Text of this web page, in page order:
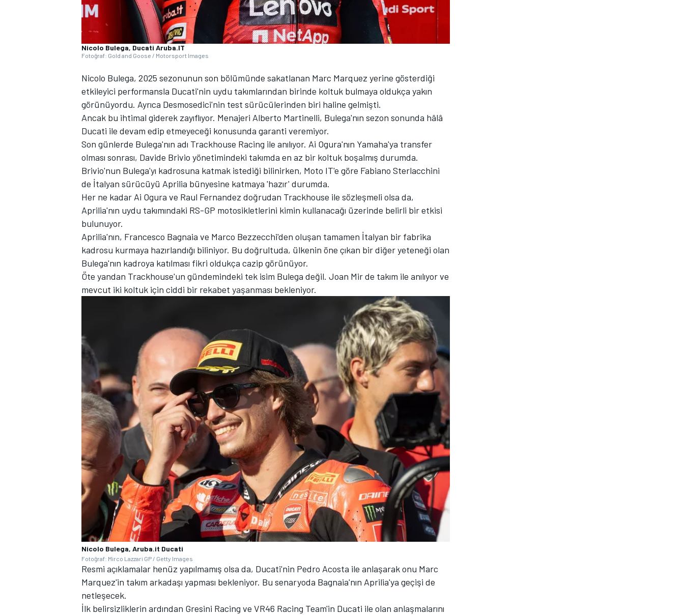
WRC
TÜRK SPORCULAR
Nicolo Bulega, Ducati Aruba.IT
Fotoğraf: Gold and Goose / Motorsport Images
Nicolo Bulega, 2025 sezonunun son bölümünde sakatlanan Marc Marquez yerine gösterdiği
etkileyici performansla Ducati'nin uydu takımlarından birinde koltuk bulmaya oldukça yakın
görünüyordu. Ayrıca Desmosedici'nin test sürücülerinden biri haline gelmişti.
Ancak bu ihtimal giderek zayıflıyor. Menajeri Alberto Martinelli, Bulega'nın sezon sonunda hâlâ
Ducati ile devam edip etmeyeceği konusunda garanti veremiyor.
Son günlerde Bulega'nın adı Trackhouse Racing ile anılıyor. Ai Ogura'nın Yamaha'ya transfer
olması sonrası, Davide Brivio yönetimindeki takımda en az bir koltuk boşalmış durumda.
Brivio'nun Bulega'yı kadrosuna katmak istediği bilinirken, Moto IT'e göre Fabiano Sterlacchini
de İtalyan sürücüyü Aprilia bünyesine katmaya 'hazır' durumda.
Her ne kadar Ai Ogura ve Raul Fernandez doğrudan Trackhouse ile sözleşmeli olsa da,
Aprilia'nın uydu takımındaki RS-GP motosikletlerini kimin kullanacağı üzerinde belirli bir etkisi
bulunuyor.
Aprilia'nın, Francesco Bagnaia ve Marco Bezzecchi'den oluşan tamamen İtalyan bir fabrika
kadrosu kurmaya hazırlandığı biliniyor. Bu doğrultuda, ülkenin öne çıkan bir diğer yeteneği olan
Bulega'nın kadroya katılması fikri oldukça cazip görünüyor.
Öte yandan Trackhouse'un gündemindeki tek isim Bulega değil. Joan Mir de takım ile anılıyor ve
mevcut iki koltuk için ciddi bir rekabet yaşanması bekleniyor.
Nicolo Bulega, Aruba.it Ducati
Fotoğraf: Mirco Lazzari GP / Getty Images
Resmi açıklamalar henüz yapılmamış olsa da, Ducati'nin Pedro Acosta ile anlaşarak onu Marc
Marquez'in takım arkadaşı yapması bekleniyor. Bu senaryoda Bagnaia'nın Aprilia'ya geçişi de
netleşecek.
İlk belirsizliklerin ardından Gresini Racing ve VR46 Racing Team'in Ducati ile olan anlaşmalarını